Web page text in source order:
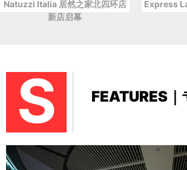
Natuzzi Italia 居然之家北四环店
新店启幕
Express
S FEATURES｜